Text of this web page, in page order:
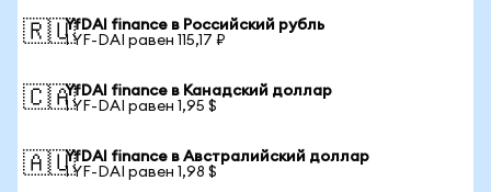
🇷🇺YfDAI finance в Российский рубль
1 YF-DAI равен 115,17 ₽
🇨🇦YfDAI finance в Канадский доллар
1 YF-DAI равен 1,95 $
🇦🇺YfDAI finance в Австралийский доллар
1 YF-DAI равен 1,98 $